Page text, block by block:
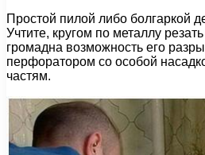
Простой пилой либо болгаркой
Учтите, кругом по металлу
громадна возможность его
перфоратором со особой
частям.